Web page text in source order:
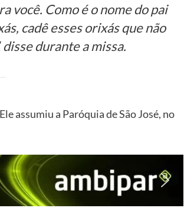
você. Como é o nome do pai
cadê esses orixás que não
durante a missa.
assumiu a Paróquia de São José, no